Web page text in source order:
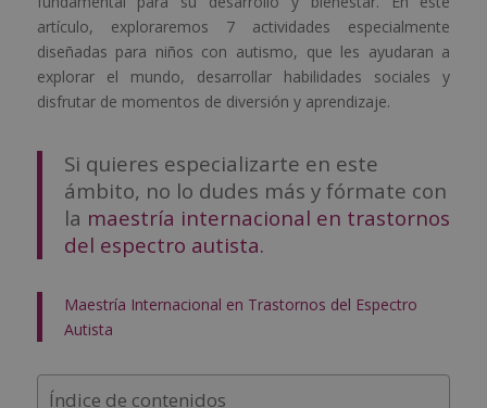
artículo, exploraremos 7 actividades especialmente
diseñadas para niños con autismo, que les ayudaran a
explorar el mundo, desarrollar habilidades sociales y
disfrutar de momentos de diversión y aprendizaje.
Si quieres especializarte en este
ámbito, no lo dudes más y fórmate con
la maestría internacional en trastornos
del espectro autista.
Maestría Internacional en Trastornos del Espectro
Autista
Índice de contenidos